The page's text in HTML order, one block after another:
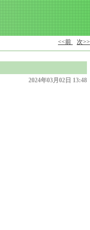
<<前 次>>
2024年03月02日 13:48